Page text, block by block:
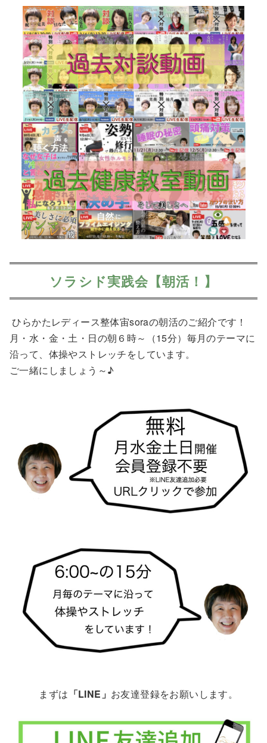
ソラシド実践会【朝活！】
ひらかたレディース整体宙soraの朝活のご紹介です！
月・水・金・土・日の朝６時～（15分）毎月のテーマに
沿って、体操やストレッチをしています。
ご一緒にしましょう～♪
まずは 「LINE」 お友達登録をお願いします。